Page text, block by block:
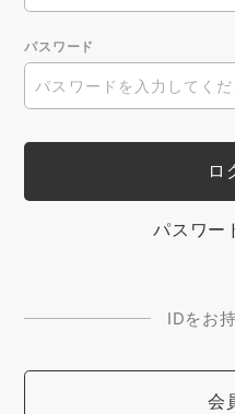
パスワード
パスワー
IDをお
会